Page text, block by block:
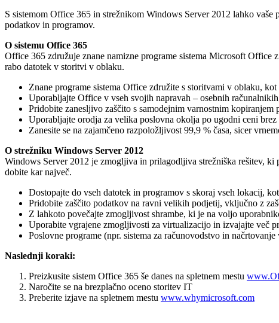
S sistemom Office 365 in strežnikom Windows Server 2012 lahko
podatkov in programov.
O sistemu Office 365
Office 365 združuje znane namizne programe sistema Microsoft Office
rabo datotek v storitvi v oblaku.
Znane programe sistema Office združite s storitvami v oblaku,
Uporabljajte Office v vseh svojih napravah – osebnih
Pridobite zanesljivo zaščito s samodejnim varnostnim
Uporabljajte orodja za velika poslovna okolja po ugodni ceni
Zanesite se na zajamčeno razpoložljivost 99,9 % časa, sicer
O strežniku Windows Server 2012
Windows Server 2012 je zmogljiva in prilagodljiva strežniška rešitev,
dobite kar največ.
Dostopajte do vseh datotek in programov s skoraj vseh lokacij,
Pridobite zaščito podatkov na ravni velikih podjetij, vključno z
Z lahkoto povečajte zmogljivost shrambe, ki je na voljo
Uporabite vgrajene zmogljivosti za virtualizacijo in izvajajte več
Poslovne programe (npr. sistema za računovodstvo in
Naslednji koraki:
Preizkusite sistem Office 365 še danes na spletnem mestu
Naročite se na brezplačno oceno storitev IT
Preberite izjave na spletnem mestu www.whymicrosoft.com